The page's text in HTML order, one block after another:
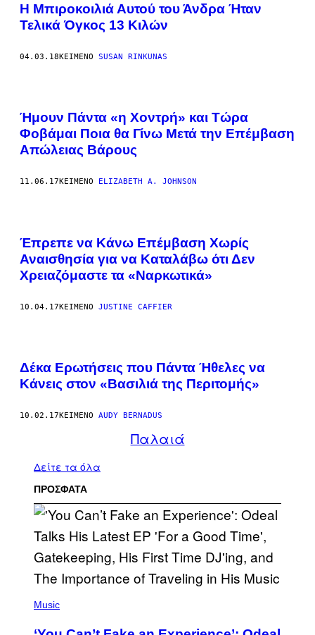
H Μπιροκοιλιά Αυτού του Άνδρα Ήταν
Τελικά Όγκος 13 Κιλών
04.03.18ΚΕΊΜΕΝΟ SUSAN RINKUNAS
Ήμουν Πάντα «η Χοντρή» και Τώρα
Φοβάμαι Ποια θα Γίνω Μετά την Επέμβαση
Απώλειας Βάρους
11.06.17ΚΕΊΜΕΝΟ ELIZABETH A. JOHNSON
Έπρεπε να Κάνω Επέμβαση Χωρίς
Αναισθησία για να Καταλάβω ότι Δεν
Χρειαζόμαστε τα «Ναρκωτικά»
10.04.17ΚΕΊΜΕΝΟ JUSTINE CAFFIER
Δέκα Ερωτήσεις που Πάντα Ήθελες να
Κάνεις στον «Βασιλιά της Περιτομής»
10.02.17ΚΕΊΜΕΝΟ AUDY BERNADUS
Παλαιά
Δείτε τα όλα
ΠΡΟΣΦΑΤΑ
P
Music